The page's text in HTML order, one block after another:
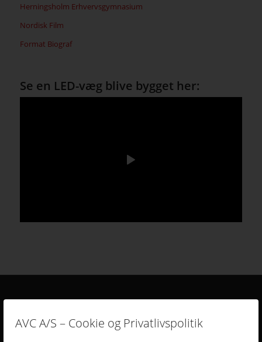
AVC A/S – Cookie og Privatlivspolitik
Herningsholm Erhvervsgymnasium
Nordisk Film
Format Biograf
Se en LED-væg blive bygget her:
• Vi går all in på en god dialog og et godt samarbejde.